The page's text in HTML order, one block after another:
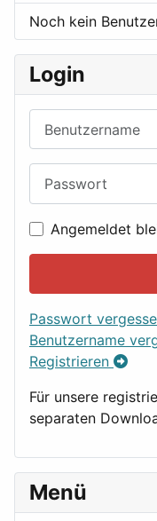
Login
Angemeldet
Passwort
Benutzername
Registrieren
Für unsere
separaten
Menü
Noch kein